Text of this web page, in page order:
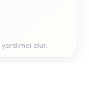
olur.